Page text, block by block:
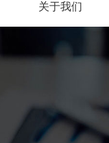
关于我们